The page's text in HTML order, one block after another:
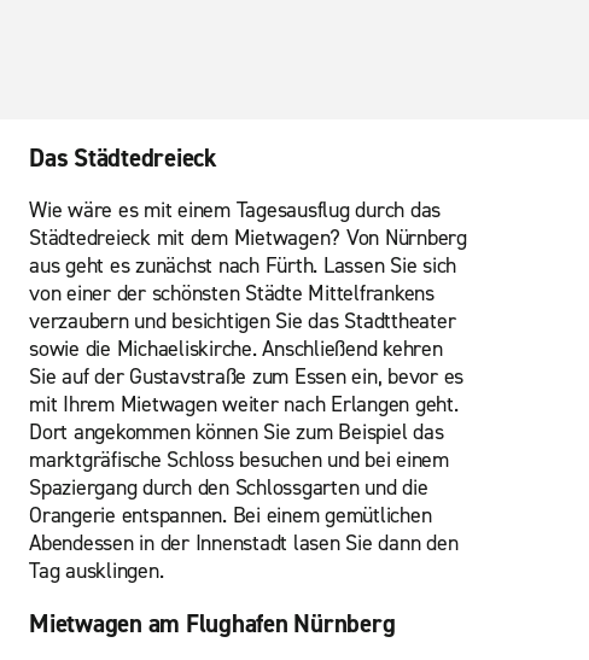
Das Städtedreieck
Wie wäre es mit einem Tagesausflug durch das
Städtedreieck mit dem Mietwagen? Von Nürnberg
aus geht es zunächst nach Fürth. Lassen Sie sich
von einer der schönsten Städte Mittelfrankens
verzaubern und besichtigen Sie das Stadttheater
sowie die Michaeliskirche. Anschließend kehren
Sie auf der Gustavstraße zum Essen ein, bevor es
mit Ihrem Mietwagen weiter nach Erlangen geht.
Dort angekommen können Sie zum Beispiel das
marktgräfische Schloss besuchen und bei einem
Spaziergang durch den Schlossgarten und die
Orangerie entspannen. Bei einem gemütlichen
Abendessen in der Innenstadt lasen Sie dann den
Tag ausklingen.
Mietwagen am Flughafen Nürnberg